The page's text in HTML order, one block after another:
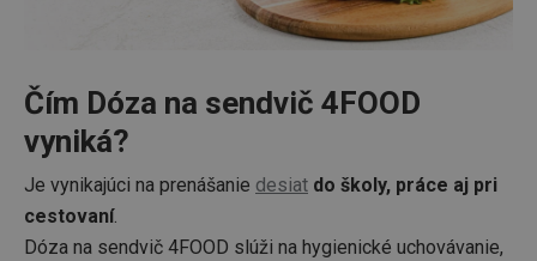
Čím Dóza na sendvič 4FOOD
vyniká?
Je vynikajúci na prenášanie desiat do školy, práce aj pri
cestovaní.
Dóza na sendvič 4FOOD slúži na hygienické uchovávanie,